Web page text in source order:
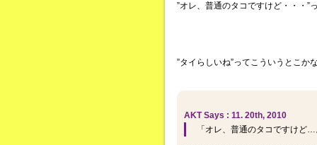
”オレ、普通のタコですけど・・・”
”タイらしいね”ってこういうとこか
AKT Says : 11. 20th, 2010
「オレ、普通のタコですけど